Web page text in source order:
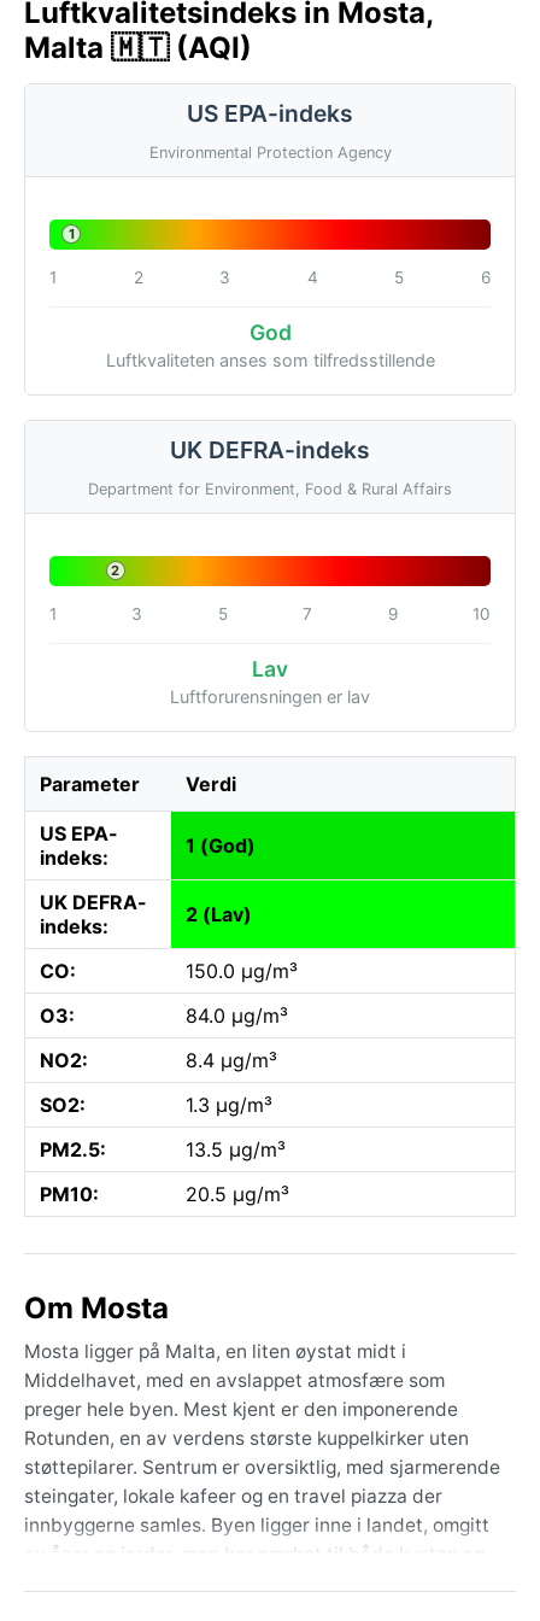
Luftkvalitetsindeks in Mosta,
Malta 🇲🇹 (AQI)
US EPA-indeks
Environmental Protection Agency
1
1 2 3 4 5 6
God
Luftkvaliteten anses som tilfredsstillende
UK DEFRA-indeks
Department for Environment, Food & Rural Affairs
2
1 3 5 7 9 10
Lav
Luftforurensningen er lav
Parameter Verdi
US EPA-
indeks:
1 (God)
UK DEFRA-
indeks:
2 (Lav)
CO:
150.0 µg/m³
O3:
84.0 µg/m³
NO2:
8.4 µg/m³
SO2:
1.3 µg/m³
PM2.5:
13.5 µg/m³
PM10:
20.5 µg/m³
Om Mosta
Mosta ligger på Malta, en liten øystat midt i
Middelhavet, med en avslappet atmosfære som
preger hele byen. Mest kjent er den imponerende
Rotunden, en av verdens største kuppelkirker uten
støttepilarer. Sentrum er oversiktlig, med sjarmerende
steingater, lokale kafeer og en travel piazza der
innbyggerne samles. Byen ligger inne i landet, omgitt
av åser og jorder, men har nærhet til både kysten og